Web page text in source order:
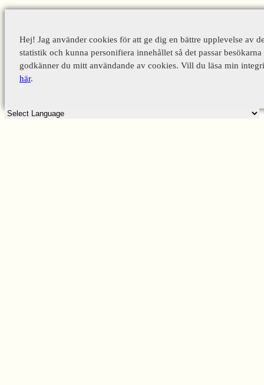
Hej! Jag använder cookies för att ge dig en bättre upplevelse av
statistik och kunna personifiera innehållet så det passar
godkänner du mitt användande av cookies. Vill du läsa min
här.